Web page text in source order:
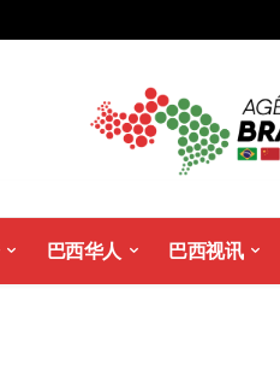
巴西华人 巴西视讯